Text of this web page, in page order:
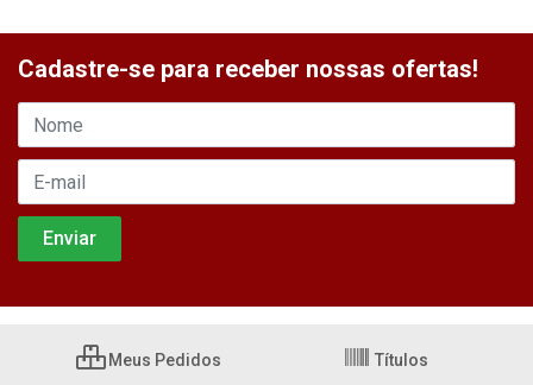
Cadastre-se para receber nossas ofertas!
Meus Pedidos Títulos